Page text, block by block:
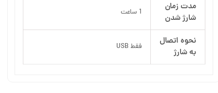
مدت زمان
شارژ شدن
1 ساعت
نحوه اتصال
به شارژ
فقط USB